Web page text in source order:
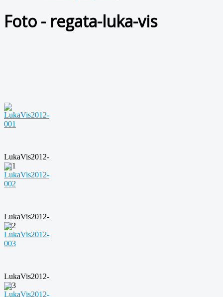
Foto - regata-luka-vis
LukaVis2012-
001
LukaVis2012-
002
LukaVis2012-
003